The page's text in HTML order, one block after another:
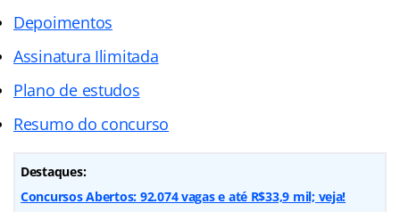
Depoimentos
Assinatura Ilimitada
Plano de estudos
Resumo do concurso
Destaques:
Concursos Abertos: 92.074 vagas e até R$33,9 mil; veja!